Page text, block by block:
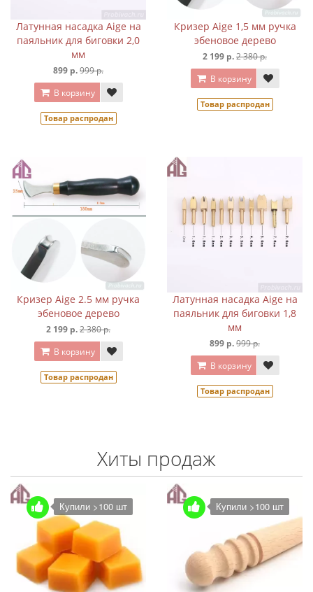
Латунная насадка Aige на
паяльник для биговки 2,0
мм
899 р.999 р.
В корзину
Товар распродан
Кризер Aige 1,5 мм ручка
эбеновое дерево
2 199 р.2 380 р.
В корзину
Товар распродан
Кризер Aige 2.5 мм ручка
эбеновое дерево
2 199 р.2 380 р.
В корзину
Товар распродан
Латунная насадка Aige на
паяльник для биговки 1,8
мм
899 р.999 р.
В корзину
Товар распродан
Хиты продаж
Купили >100 шт Купили >100 шт